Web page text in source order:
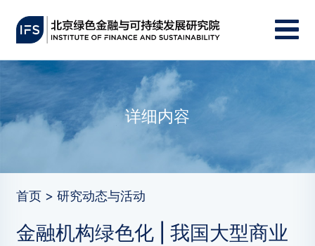
详细内容
首页 > 研究动态与活动
金融机构绿色化 | 我国大型商业